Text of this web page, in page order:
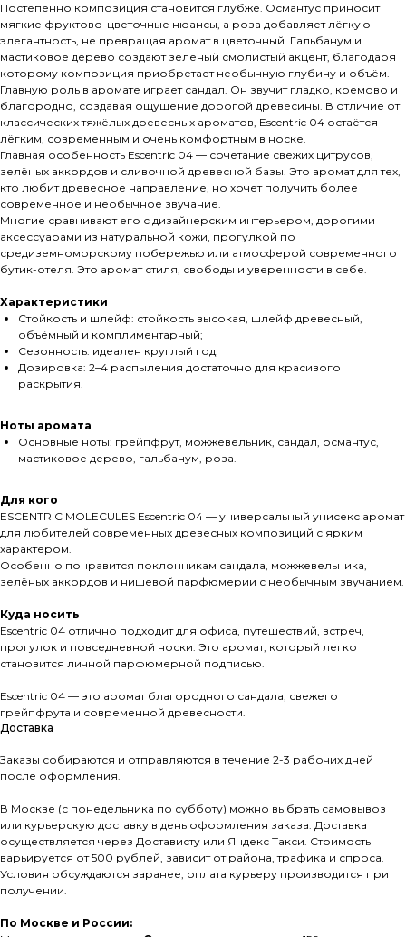
Постепенно композиция становится глубже. Османтус приносит
мягкие фруктово-цветочные нюансы, а роза добавляет лёгкую
элегантность, не превращая аромат в цветочный. Гальбанум и
мастиковое дерево создают зелёный смолистый акцент, благодаря
которому композиция приобретает необычную глубину и объём.
Главную роль в аромате играет сандал. Он звучит гладко, кремово и
благородно, создавая ощущение дорогой древесины. В отличие от
классических тяжёлых древесных ароматов, Escentric 04 остаётся
лёгким, современным и очень комфортным в носке.
Главная особенность Escentric 04 — сочетание свежих цитрусов,
зелёных аккордов и сливочной древесной базы. Это аромат для тех,
кто любит древесное направление, но хочет получить более
современное и необычное звучание.
Многие сравнивают его с дизайнерским интерьером, дорогими
аксессуарами из натуральной кожи, прогулкой по
средиземноморскому побережью или атмосферой современного
бутик-отеля. Это аромат стиля, свободы и уверенности в себе.
Характеристики
Стойкость и шлейф: стойкость высокая, шлейф древесный,
объёмный и комплиментарный;
Сезонность: идеален круглый год;
Дозировка: 2–4 распыления достаточно для красивого
раскрытия.
Ноты аромата
Основные ноты: грейпфрут, можжевельник, сандал, османтус,
мастиковое дерево, гальбанум, роза.
Для кого
ESCENTRIC MOLECULES Escentric 04 — универсальный унисекс аромат
для любителей современных древесных композиций с ярким
характером.
Особенно понравится поклонникам сандала, можжевельника,
зелёных аккордов и нишевой парфюмерии с необычным звучанием.
Куда носить
Escentric 04 отлично подходит для офиса, путешествий, встреч,
прогулок и повседневной носки. Это аромат, который легко
становится личной парфюмерной подписью.
Escentric 04 — это аромат благородного сандала, свежего
грейпфрута и современной древесности.
Доставка
Заказы собираются и отправляются в течение 2-3 рабочих дней
после оформления.
В Москве (с понедельника по субботу) можно выбрать самовывоз
или курьерскую доставку в день оформления заказа. Доставка
осуществляется через Достависту или Яндекс Такси. Стоимость
варьируется от 500 рублей, зависит от района, трафика и спроса.
Условия обсуждаются заранее, оплата курьеру производится при
получении.
По Москве и России: